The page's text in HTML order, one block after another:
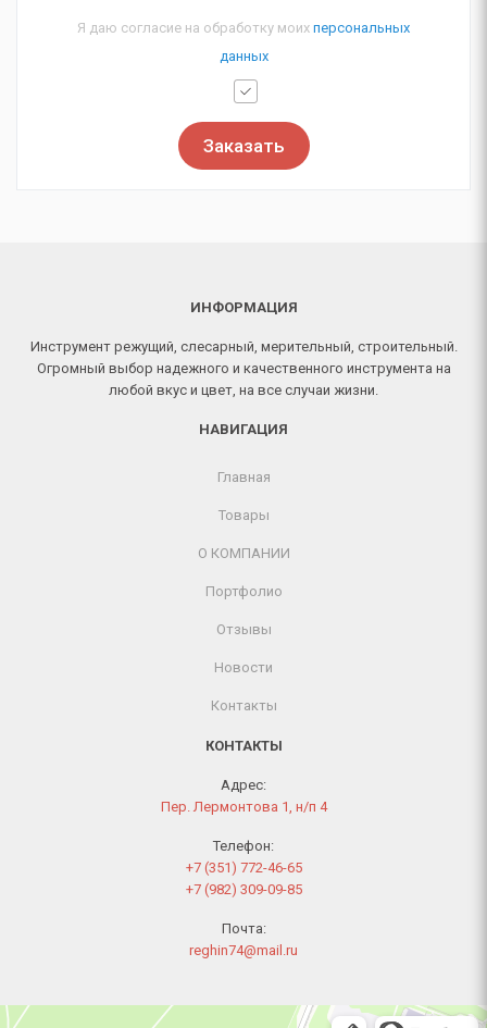
Я даю согласие на обработку моих персональных
данных
Заказать
ИНФОРМАЦИЯ
Инструмент режущий, слесарный, мерительный, строительный.
Огромный выбор надежного и качественного инструмента на
любой вкус и цвет, на все случаи жизни.
НАВИГАЦИЯ
Главная
Товары
О КОМПАНИИ
Портфолио
Отзывы
Новости
Контакты
КОНТАКТЫ
Адрес:
Пер. Лермонтова 1, н/п 4
Телефон:
+7 (351) 772-46-65
+7 (982) 309-09-85
Почта:
reghin74@mail.ru
Челябинск